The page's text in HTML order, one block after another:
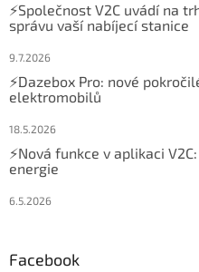
⚡Společnost V2C uvádí na
správu vaší nabíjecí stanice
9.7.2026
⚡Dazebox Pro: nové
elektromobilů
18.5.2026
⚡Nová funkce v aplikaci
energie
6.5.2026
Facebook